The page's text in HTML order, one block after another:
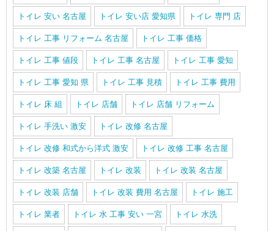
トイレ 安い 名古屋 トイレ 安い店 愛知県 トイレ 専門 店
トイレ 工事 リフォーム 名古屋 トイレ 工事 価格
トイレ 工事 値段 トイレ 工事 名古屋 トイレ 工事 愛知
トイレ 工事 愛知 県 トイレ 工事 見積 トイレ 工事 費用
トイレ 床 組 トイレ 店舗 トイレ 店舗 リフォーム
トイレ 手洗い 激安 トイレ 改修 名古屋
トイレ 改修 和式から洋式 激安 トイレ 改修 工事 名古屋
トイレ 改築 名古屋 トイレ 改装 トイレ 改装 名古屋
トイレ 改装 店舗 トイレ 改装 費用 名古屋 トイレ 施工
トイレ 業者 トイレ 水 工事 安い 一宮 トイレ 水洗